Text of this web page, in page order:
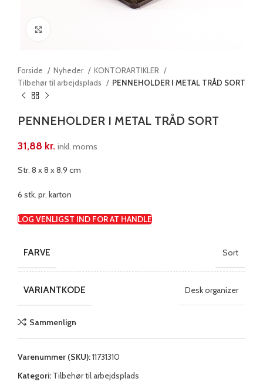
Forside Nyheder
KONTORARTIKLER
Tilbehør til arbejdsplads
PENNEHOLDER I METAL TRÅD SORT
PENNEHOLDER I METAL TRÅD SORT
31,88 kr. inkl. moms
Str. 8 x 8 x 8,9 cm
6 stk. pr. karton
LOG VENLIGST IND FOR AT HANDLE
FARVE Sort
VARIANTKODE Desk organizer
Sammenlign
Varenummer (SKU):11731310
Kategori: Tilbehør til arbejdsplads